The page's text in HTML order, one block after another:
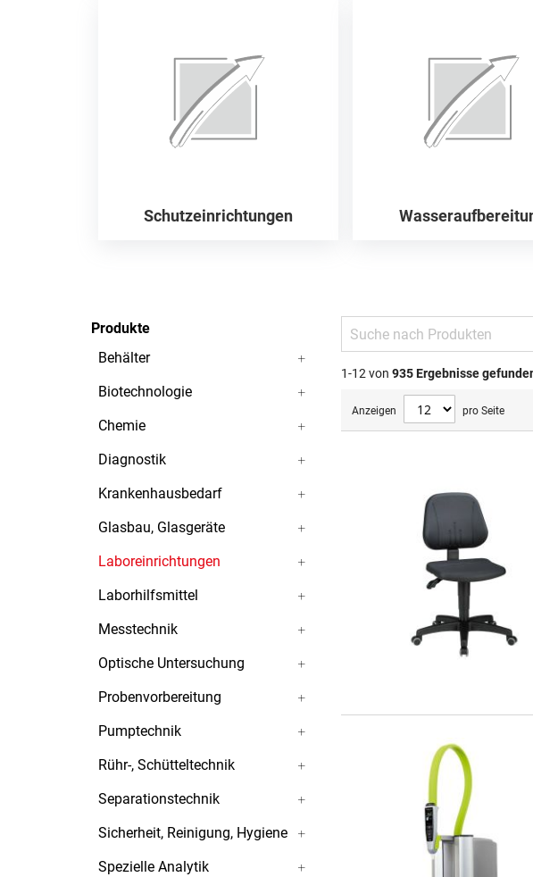
Schutzeinrichtungen
Produkte
Behälter
Biotechnologie
Chemie
Diagnostik
Krankenhausbedarf
Glasbau, Glasgeräte
Laboreinrichtungen
Laborhilfsmittel
Messtechnik
Optische Untersuchung
Probenvorbereitung
Pumptechnik
Rühr-, Schütteltechnik
Separationstechnik
Sicherheit, Reinigung, Hygiene
Spezielle Analytik
1-12 von 935Ergebnisse
Anzeigen pro Seite